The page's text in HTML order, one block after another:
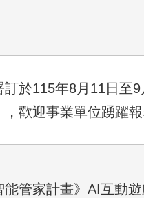
訂於115年8月11日至
歡迎事業單位踴躍報
能管家計畫》AI互動